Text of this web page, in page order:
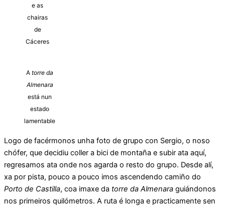
e as
chairas
de
Cáceres
A torre da
Almenara
está nun
estado
lamentable
Logo de facérmonos unha foto de grupo con Sergio, o noso
chófer, que decidiu coller a bici de montaña e subir ata aquí,
regresamos ata onde nos agarda o resto do grupo. Desde alí,
xa por pista, pouco a pouco imos ascendendo camiño do
Porto de Castilla, coa imaxe da torre da Almenara guiándonos
nos primeiros quilómetros. A ruta é longa e practicamente sen